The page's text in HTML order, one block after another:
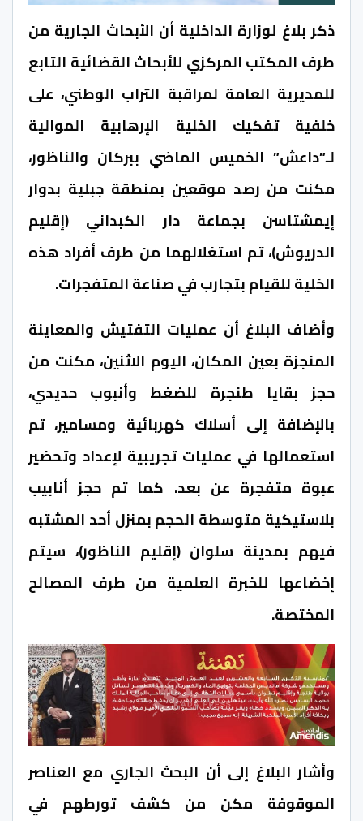
ذكر بلاغ لوزارة الداخلية أن الأبحاث الجارية من
طرف المكتب المركزي للأبحاث القضائية التابع
للمديرية العامة لمراقبة التراب الوطني، على
خلفية تفكيك الخلية الإرهابية الموالية
لـ”داعش” الخميس الماضي ببركان والناظور،
مكنت من رصد موقعين بمنطقة جبلية بدوار
إيمشتاسن بجماعة دار الكبداني (إقليم
الدريوش)، تم استغلالهما من طرف أفراد هذه
الخلية للقيام بتجارب في صناعة المتفجرات.
وأضاف البلاغ أن عمليات التفتيش والمعاينة
المنجزة بعين المكان، اليوم الاثنين، مكنت من
حجز بقايا طنجرة للضغط وأنبوب حديدي،
بالإضافة إلى أسلاك كهربائية ومسامير، تم
استعمالها في عمليات تجريبية لإعداد وتحضير
عبوة متفجرة عن بعد. كما تم حجز أنابيب
بلاستيكية متوسطة الحجم بمنزل أحد المشتبه
فيهم بمدينة سلوان (إقليم الناظور)، سيتم
إخضاعها للخبرة العلمية من طرف المصالح
المختصة.
وأشار البلاغ إلى أن البحث الجاري مع العناصر
الموقوفة مكن من كشف تورطهم في